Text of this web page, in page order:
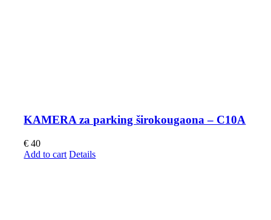
KAMERA za parking širokougaona – C10A
€ 40
Add to cart Details